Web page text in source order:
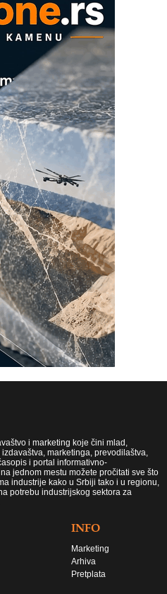
1500 VDC
sa tečnim
i marketing koje čini mlad,
marketinga, prevodilaštva,
i portal informativno-
jednom mestu možete pročitati sve što
industrije kako u Srbiji tako i u regionu,
potrebu industrijskog sektora za
INFO
Marketing
Arhiva
Pretplata